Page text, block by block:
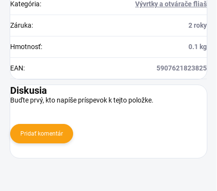
Kategória: Vývrtky a otvárače fliaš
Záruka: 2 roky
Hmotnosť: 0.1 kg
EAN: 5907621823825
Diskusia
Buďte prvý, kto napíše príspevok k tejto položke.
Pridať komentár